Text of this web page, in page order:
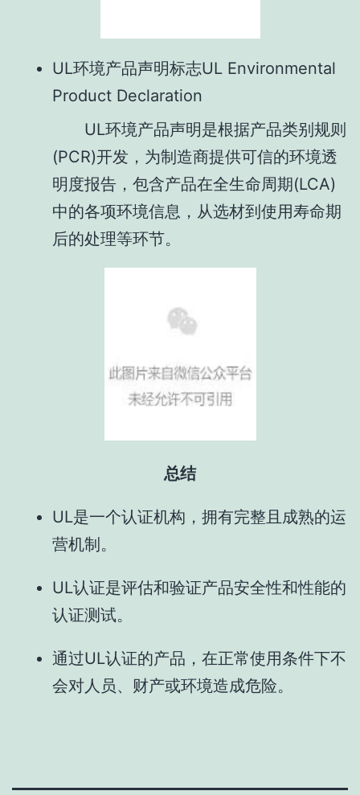
UL环境产品声明标志UL Environmental
Product Declaration
UL环境产品声明是根据产品类别规则
(PCR)开发，为制造商提供可信的环境透
明度报告，包含产品在全生命周期(LCA)
中的各项环境信息，从选材到使用寿命期
后的处理等环节。
总结
UL是一个认证机构，拥有完整且成熟的运
营机制。
UL认证是评估和验证产品安全性和性能的
认证测试。
通过UL认证的产品，在正常使用条件下不
会对人员、财产或环境造成危险。